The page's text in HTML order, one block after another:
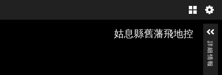
Gallery
姑息縣舊藩飛地控
詳細情報